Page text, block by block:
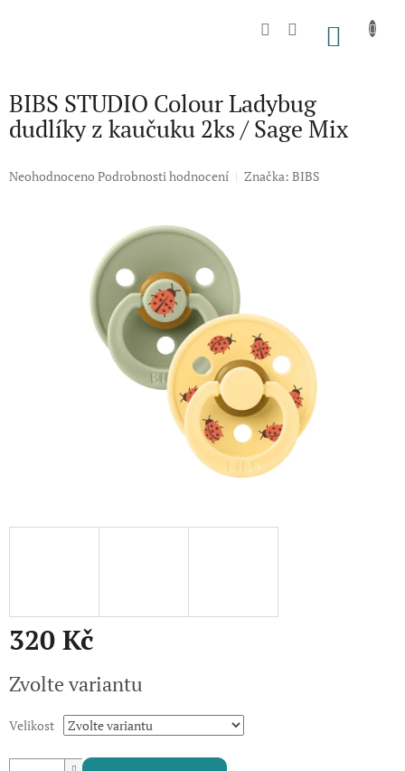
BIBS STUDIO Colour Ladybug
dudlíky z kaučuku 2ks / Sage Mix
Průměrné
Neohodnoceno Podrobnosti hodnocení Značka: BIBS
320 Kč
cena:
Zvolte variantu
Velikost